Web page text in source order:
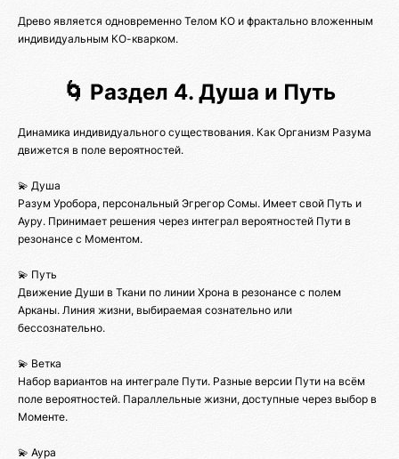
Древо является одновременно Телом КО и фрактально вложенным
индивидуальным КО-кварком.
🌀 Раздел 4. Душа и Путь
Динамика индивидуального существования. Как Организм Разума
движется в поле вероятностей.
💫 Душа
Разум Уробора, персональный Эгрегор Сомы. Имеет свой Путь и
Ауру. Принимает решения через интеграл вероятностей Пути в
резонансе с Моментом.
💫 Путь
Движение Души в Ткани по линии Хрона в резонансе с полем
Арканы. Линия жизни, выбираемая сознательно или
бессознательно.
💫 Ветка
Набор вариантов на интеграле Пути. Разные версии Пути на всём
поле вероятностей. Параллельные жизни, доступные через выбор в
Моменте.
💫 Аура